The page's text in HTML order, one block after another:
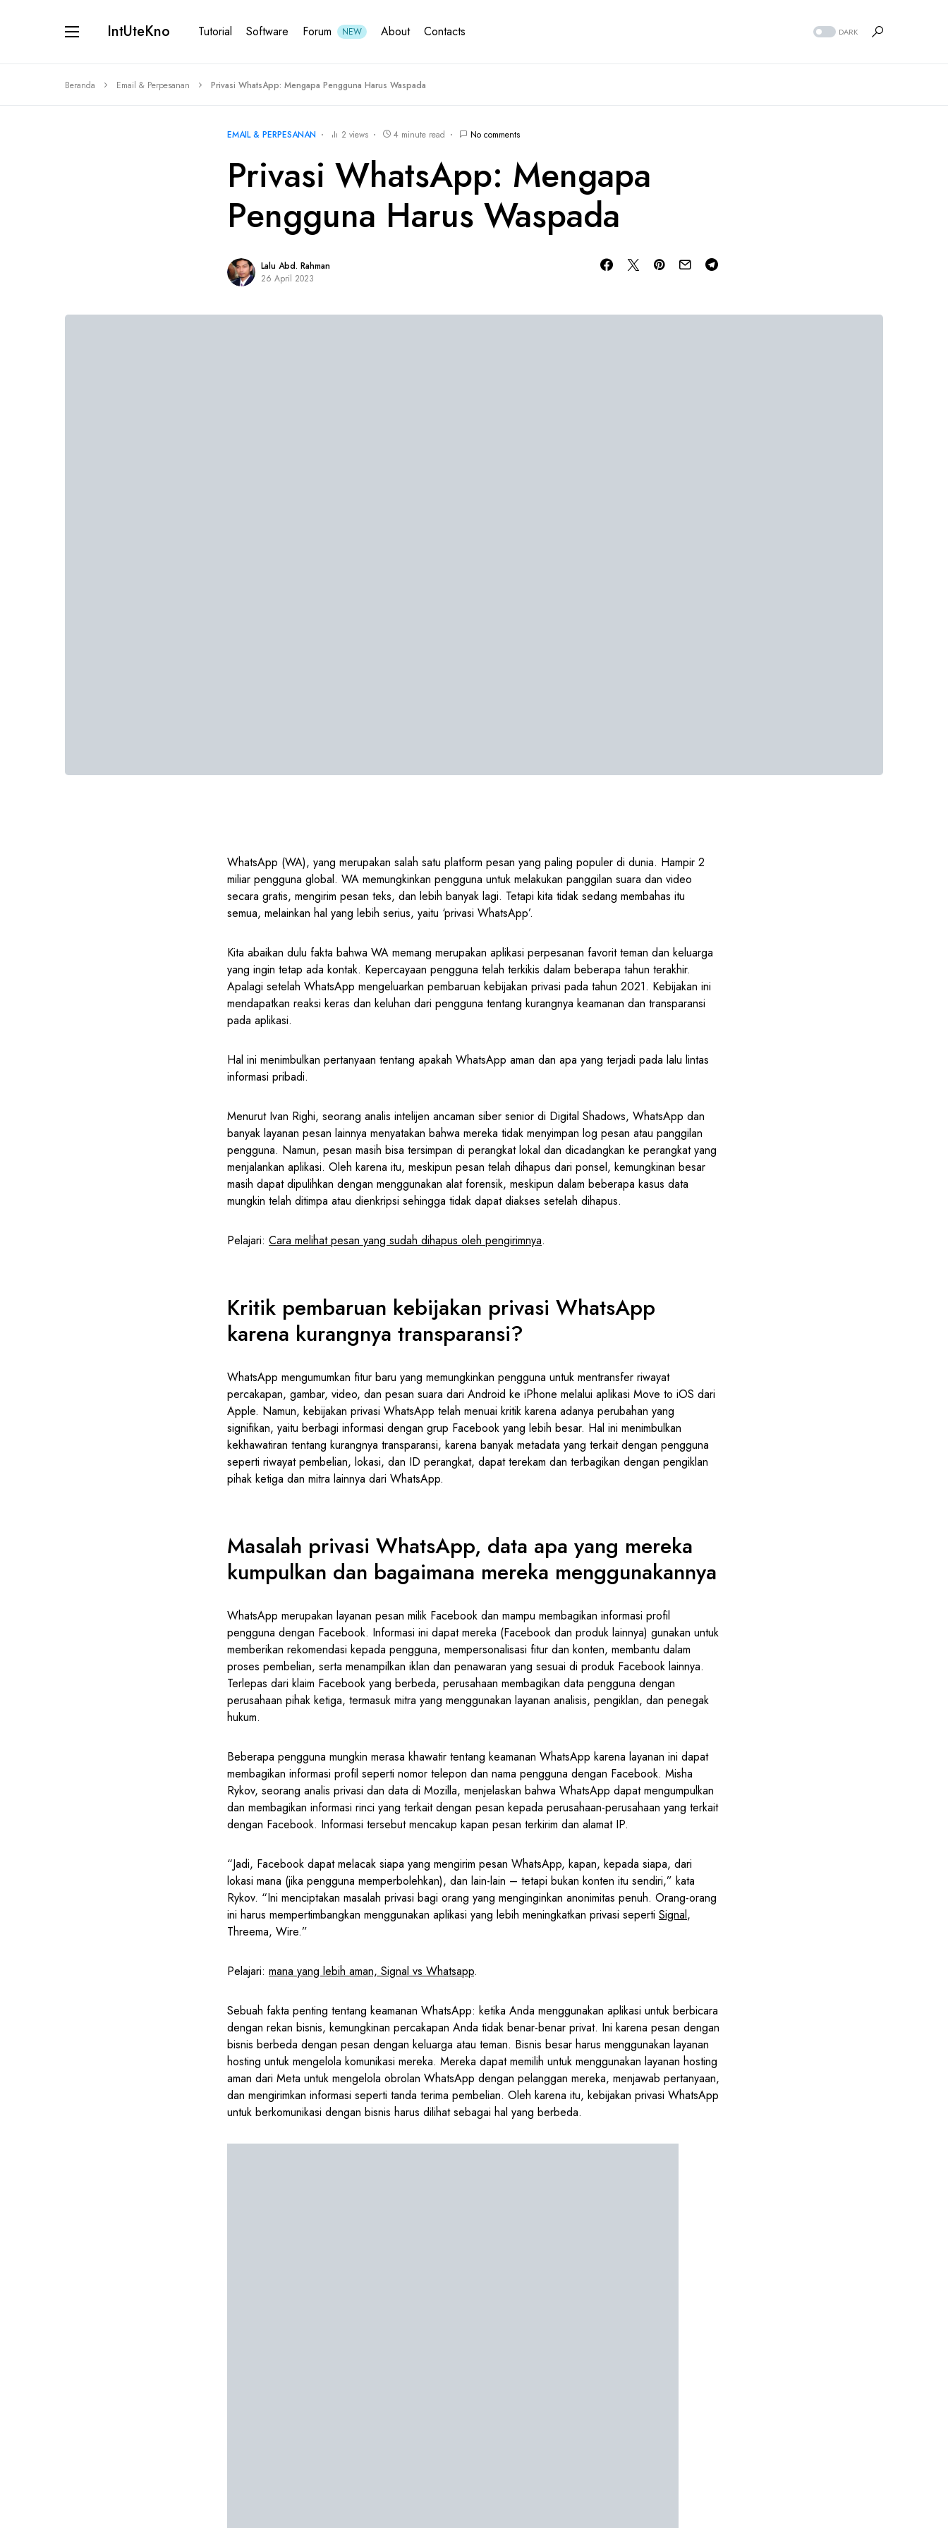
IntUteKno Tutorial Software Forum NEW About Contacts DARK
Beranda Email & Perpesanan Privasi WhatsApp: Mengapa Pengguna Harus Waspada
EMAIL & PERPESANAN 2 views 4 minute read No comments
Privasi WhatsApp: Mengapa
Pengguna Harus Waspada
Lalu Abd. Rahman
26 April 2023
WhatsApp (WA), yang merupakan salah satu platform pesan yang paling populer di dunia. Hampir 2
miliar pengguna global. WA memungkinkan pengguna untuk melakukan panggilan suara dan video
secara gratis, mengirim pesan teks, dan lebih banyak lagi. Tetapi kita tidak sedang membahas itu
semua, melainkan hal yang lebih serius, yaitu ‘privasi WhatsApp’.
Kita abaikan dulu fakta bahwa WA memang merupakan aplikasi perpesanan favorit teman dan keluarga
yang ingin tetap ada kontak. Kepercayaan pengguna telah terkikis dalam beberapa tahun terakhir.
Apalagi setelah WhatsApp mengeluarkan pembaruan kebijakan privasi pada tahun 2021. Kebijakan ini
mendapatkan reaksi keras dan keluhan dari pengguna tentang kurangnya keamanan dan transparansi
pada aplikasi.
Hal ini menimbulkan pertanyaan tentang apakah WhatsApp aman dan apa yang terjadi pada lalu lintas
informasi pribadi.
Menurut Ivan Righi, seorang analis intelijen ancaman siber senior di Digital Shadows, WhatsApp dan
banyak layanan pesan lainnya menyatakan bahwa mereka tidak menyimpan log pesan atau panggilan
pengguna. Namun, pesan masih bisa tersimpan di perangkat lokal dan dicadangkan ke perangkat yang
menjalankan aplikasi. Oleh karena itu, meskipun pesan telah dihapus dari ponsel, kemungkinan besar
masih dapat dipulihkan dengan menggunakan alat forensik, meskipun dalam beberapa kasus data
mungkin telah ditimpa atau dienkripsi sehingga tidak dapat diakses setelah dihapus.
Pelajari: Cara melihat pesan yang sudah dihapus oleh pengirimnya.
Kritik pembaruan kebijakan privasi WhatsApp
karena kurangnya transparansi?
WhatsApp mengumumkan fitur baru yang memungkinkan pengguna untuk mentransfer riwayat
percakapan, gambar, video, dan pesan suara dari Android ke iPhone melalui aplikasi Move to iOS dari
Apple. Namun, kebijakan privasi WhatsApp telah menuai kritik karena adanya perubahan yang
signifikan, yaitu berbagi informasi dengan grup Facebook yang lebih besar. Hal ini menimbulkan
kekhawatiran tentang kurangnya transparansi, karena banyak metadata yang terkait dengan pengguna
seperti riwayat pembelian, lokasi, dan ID perangkat, dapat terekam dan terbagikan dengan pengiklan
pihak ketiga dan mitra lainnya dari WhatsApp.
Masalah privasi WhatsApp, data apa yang mereka
kumpulkan dan bagaimana mereka menggunakannya
WhatsApp merupakan layanan pesan milik Facebook dan mampu membagikan informasi profil
pengguna dengan Facebook. Informasi ini dapat mereka (Facebook dan produk lainnya) gunakan untuk
memberikan rekomendasi kepada pengguna, mempersonalisasi fitur dan konten, membantu dalam
proses pembelian, serta menampilkan iklan dan penawaran yang sesuai di produk Facebook lainnya.
Terlepas dari klaim Facebook yang berbeda, perusahaan membagikan data pengguna dengan
perusahaan pihak ketiga, termasuk mitra yang menggunakan layanan analisis, pengiklan, dan penegak
hukum.
Beberapa pengguna mungkin merasa khawatir tentang keamanan WhatsApp karena layanan ini dapat
membagikan informasi profil seperti nomor telepon dan nama pengguna dengan Facebook. Misha
Rykov, seorang analis privasi dan data di Mozilla, menjelaskan bahwa WhatsApp dapat mengumpulkan
dan membagikan informasi rinci yang terkait dengan pesan kepada perusahaan-perusahaan yang terkait
dengan Facebook. Informasi tersebut mencakup kapan pesan terkirim dan alamat IP.
“Jadi, Facebook dapat melacak siapa yang mengirim pesan WhatsApp, kapan, kepada siapa, dari
lokasi mana (jika pengguna memperbolehkan), dan lain-lain – tetapi bukan konten itu sendiri,” kata
Rykov. “Ini menciptakan masalah privasi bagi orang yang menginginkan anonimitas penuh. Orang-orang
ini harus mempertimbangkan menggunakan aplikasi yang lebih meningkatkan privasi seperti Signal,
Threema, Wire.”
Pelajari: mana yang lebih aman, Signal vs Whatsapp.
Sebuah fakta penting tentang keamanan WhatsApp: ketika Anda menggunakan aplikasi untuk berbicara
dengan rekan bisnis, kemungkinan percakapan Anda tidak benar-benar privat. Ini karena pesan dengan
bisnis berbeda dengan pesan dengan keluarga atau teman. Bisnis besar harus menggunakan layanan
hosting untuk mengelola komunikasi mereka. Mereka dapat memilih untuk menggunakan layanan hosting
aman dari Meta untuk mengelola obrolan WhatsApp dengan pelanggan mereka, menjawab pertanyaan,
dan mengirimkan informasi seperti tanda terima pembelian. Oleh karena itu, kebijakan privasi WhatsApp
untuk berkomunikasi dengan bisnis harus dilihat sebagai hal yang berbeda.